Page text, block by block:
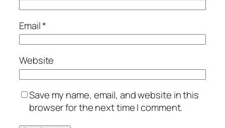
Email*
Website
Save my name, email, and website in this
browser for the next time I comment.